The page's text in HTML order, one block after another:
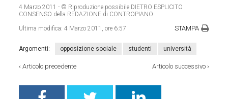
4 Marzo 2011 - © Riproduzione possibile DIETRO ESPLICITO
CONSENSO della REDAZIONE di CONTROPIANO
Ultima modifica:4 Marzo 2011, ore 6:57 STAMPA
Argomenti: opposizione sociale studenti università
‹Articolo precedente Articolo successivo›